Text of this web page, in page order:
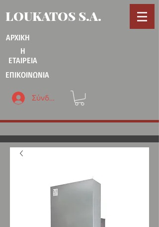
LOUKATOS S.A.
ΑΡΧΙΚΗ
Η
ΕΤΑΙΡΕΙΑ
ΕΠΙΚΟΙΝΩΝΙΑ
Σύνδεση